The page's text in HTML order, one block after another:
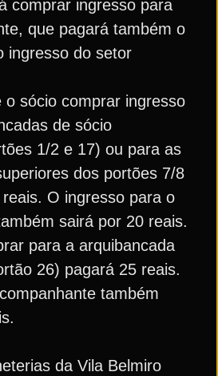
comprar ingresso para
que pagará também o
ingresso do setor
o sócio comprar ingresso
de sócio
1/2 e 17) ou para as
dos portões 7/8
O ingresso para o
sairá por 20 reais.
para a arquibancada
26) pagará 25 reais.
também
da Vila Belmiro